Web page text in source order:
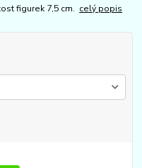
figurek 7,5 cm. celý popis